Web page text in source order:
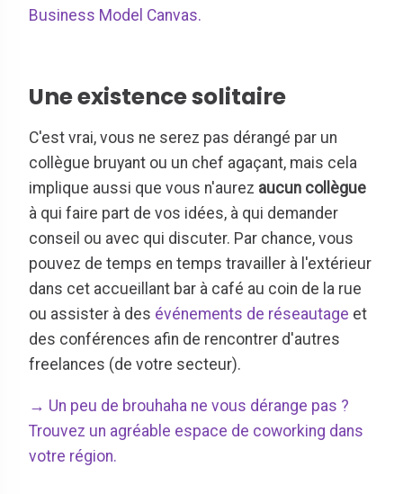
Business Model Canvas.
Une existence solitaire
C'est vrai, vous ne serez pas dérangé par un
collègue bruyant ou un chef agaçant, mais cela
implique aussi que vous n'aurez aucun collègue
à qui faire part de vos idées, à qui demander
conseil ou avec qui discuter. Par chance, vous
pouvez de temps en temps travailler à l'extérieur
dans cet accueillant bar à café au coin de la rue
ou assister à des événements de réseautage et
des conférences afin de rencontrer d'autres
freelances (de votre secteur).
→ Un peu de brouhaha ne vous dérange pas ?
Trouvez un agréable espace de coworking dans
votre région.